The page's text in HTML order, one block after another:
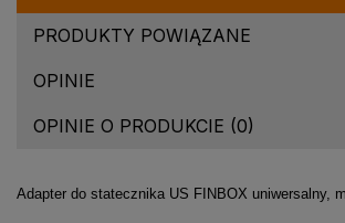
PRODUKTY POWIĄZANE
OPINIE
OPINIE O PRODUKCIE (0)
Adapter do statecznika US FINBOX uniwersalny,